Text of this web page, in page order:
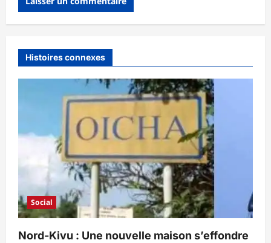
Histoires connexes
Social
Nord-Kivu : Une nouvelle maison s’effondre